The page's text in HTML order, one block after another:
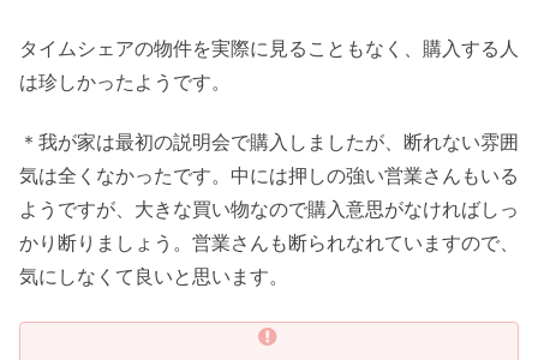
タイムシェアの物件を実際に見ることもなく、購入する人
は珍しかったようです。
＊我が家は最初の説明会で購入しましたが、断れない雰囲
気は全くなかったです。中には押しの強い営業さんもいる
ようですが、大きな買い物なので購入意思がなければしっ
かり断りましょう。営業さんも断られなれていますので、
気にしなくて良いと思います。